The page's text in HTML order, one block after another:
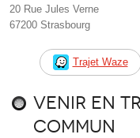
20 Rue Jules Verne
67200 Strasbourg
Trajet Waze
Venir en
commun